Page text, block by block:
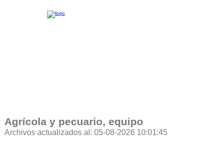
Agrícola y pecuario, equipo
Archivos actualizados al: 05-08-2026 10:01:45